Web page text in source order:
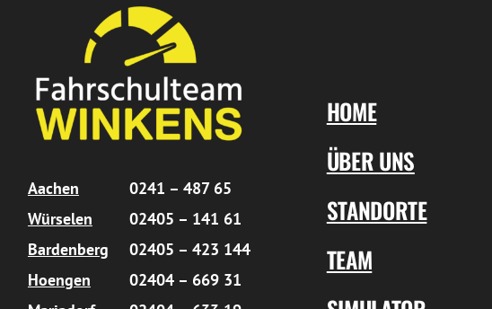
Aachen
0241 – 487 65
Würselen
02405 – 141 61
Bardenberg
02405 – 423 144
Hoengen
02404 – 669 31
HOME
ÜBER UNS
STANDORTE
TEAM